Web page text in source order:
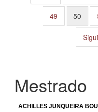
49 50
Mestrado